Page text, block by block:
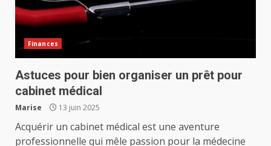
Finances
Astuces pour bien organiser un prêt pour
cabinet médical
Marise 13 juin 2025
Acquérir un cabinet médical est une aventure
professionnelle qui mêle passion pour la médecine